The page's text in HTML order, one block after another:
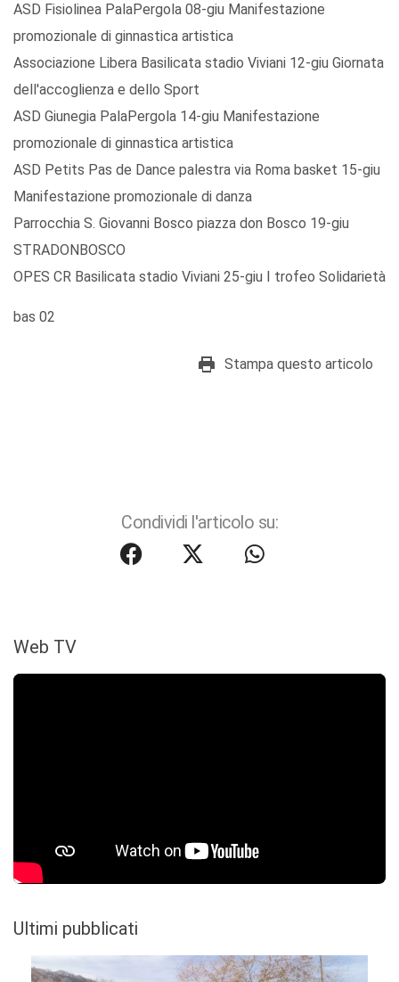
ASD Fisiolinea PalaPergola 08-giu Manifestazione
promozionale di ginnastica artistica
Associazione Libera Basilicata stadio Viviani 12-giu Giornata
dell'accoglienza e dello Sport
ASD Giunegia PalaPergola 14-giu Manifestazione
promozionale di ginnastica artistica
ASD Petits Pas de Dance palestra via Roma basket 15-giu
Manifestazione promozionale di danza
Parrocchia S. Giovanni Bosco piazza don Bosco 19-giu
STRADONBOSCO
OPES CR Basilicata stadio Viviani 25-giu I trofeo Solidarietà
bas 02
Stampa questo articolo
Condividi l'articolo su:
Web TV
Ultimi pubblicati